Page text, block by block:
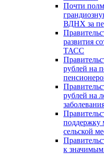
Почти
ВДНХ за
развития
ТАСС
рублей на
рублей на
поддержку
сельской
к значимым